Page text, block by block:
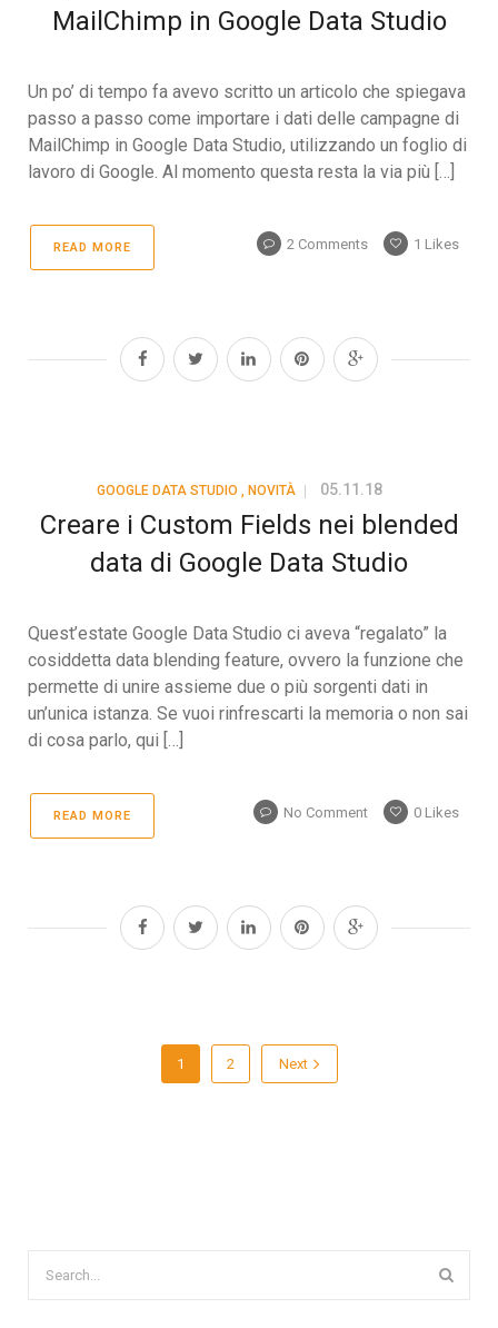
MailChimp in Google Data Studio
Un po’ di tempo fa avevo scritto un articolo che spiegava
passo a passo come importare i dati delle campagne di
MailChimp in Google Data Studio, utilizzando un foglio di
lavoro di Google. Al momento questa resta la via più […]
READ MORE 2 Comments 1 Likes
GOOGLE DATA STUDIO, NOVITÀ 05.11.18
Creare i Custom Fields nei blended
data di Google Data Studio
Quest’estate Google Data Studio ci aveva “regalato” la
cosiddetta data blending feature, ovvero la funzione che
permette di unire assieme due o più sorgenti dati in
un’unica istanza. Se vuoi rinfrescarti la memoria o non sai
di cosa parlo, qui […]
READ MORE No Comment 0 Likes
1 2 Next